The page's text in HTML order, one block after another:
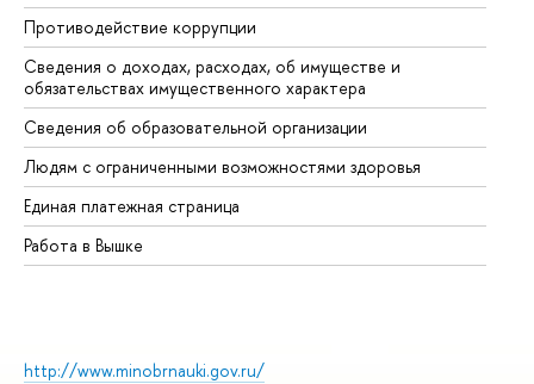
Противодействие коррупции
Сведения о доходах, расходах, об имуществе и
обязательствах имущественного характера
Сведения об образовательной организации
Людям с ограниченными возможностями здоровья
Единая платежная страница
Работа в Вышке
http://www.minobrnauki.gov.ru/